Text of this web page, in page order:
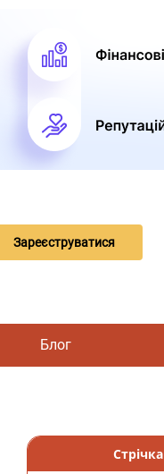
Зареєструватися
Блог